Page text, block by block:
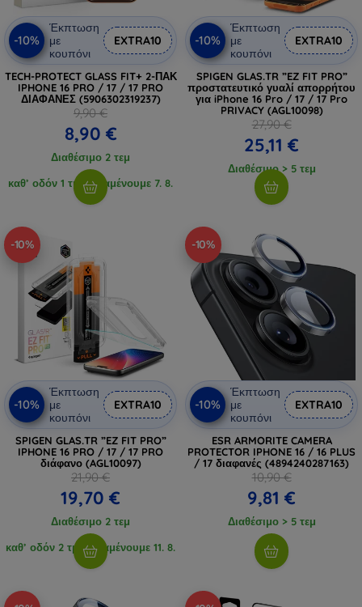
-10%
Έκπτωση
με
κουπόνι
EXTRA10
TECH-PROTECT GLASS FIT+ 2-ΠΑΚ
IPHONE 16 PRO / 17 / 17 PRO
ΔΙΑΦΑΝΕΣ (5906302319237)
9,90 €
8,90 €
Διαθέσιμο 2 τεμ
καθ’ οδόν 1 τμχ, αναμένουμε 7. 8.
2026
-10%
Έκπτωση
με
κουπόνι
EXTRA10
SPIGEN GLAS.TR ”EZ FIT PRO”
προστατευτικό γυαλί απορρήτου
για iPhone 16 Pro / 17 / 17 Pro
PRIVACY (AGL10098)
27,90 €
25,11 €
Διαθέσιμο > 5 τεμ
-10%
-10%
Έκπτωση
με
κουπόνι
EXTRA10
SPIGEN GLAS.TR ”EZ FIT PRO”
IPHONE 16 PRO / 17 / 17 PRO
διάφανο (AGL10097)
21,90 €
19,70 €
Διαθέσιμο 2 τεμ
καθ’ οδόν 2 τμχ, αναμένουμε 11. 8.
2026
-10%
-10%
Έκπτωση
με
κουπόνι
EXTRA10
ESR ARMORITE CAMERA
PROTECTOR IPHONE 16 / 16 PLUS
/ 17 διαφανές (4894240287163)
10,90 €
9,81 €
Διαθέσιμο > 5 τεμ